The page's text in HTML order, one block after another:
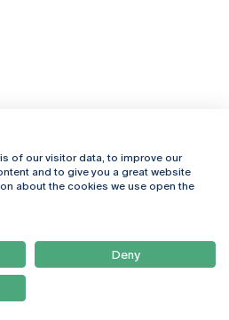
Campus Online
Webmail
Como Chegar
Newsletter
of our visitor data, to improve our
and to give you a great website
about the cookies we use open the
Deny